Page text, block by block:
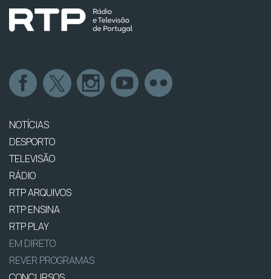
NOTÍCIAS
DESPORTO
TELEVISÃO
RÁDIO
RTP ARQUIVOS
RTP ENSINA
RTP PLAY
EM DIRETO
REVER PROGRAMAS